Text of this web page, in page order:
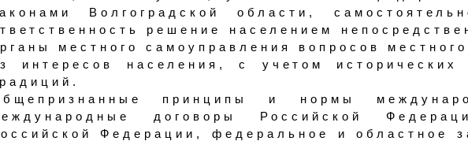
Волгоградской области,
решение населением
местного самоуправления вопросов
интересов населения, с учетом
принципы и нормы
договоры Российской
Федерации, федеральное и областное